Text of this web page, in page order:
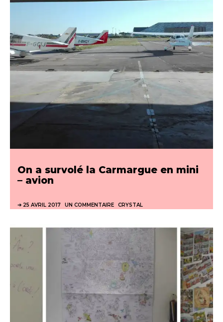
On a survolé la Carmargue en mini
– avion
25 AVRIL 2017 UN COMMENTAIRE CRYSTAL